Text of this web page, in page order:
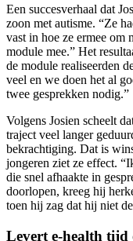
Een succesverhaal dat
zoon met autisme. “Ze
vast in hoe ze ermee om
module mee.” Het
de module realiseerden
veel en we doen het al
twee gesprekken nodig.”
Volgens Josien scheelt
traject veel langer
bekrachtiging. Dat is
jongeren ziet ze effect.
die snel afhaakte in
doorlopen, kreeg hij
toen hij zag dat hij niet
Levert e-health tijd